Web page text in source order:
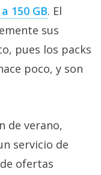
150 GB‎. El
sus
pues los packs
poco, y son
de verano,
servicio de
ofertas